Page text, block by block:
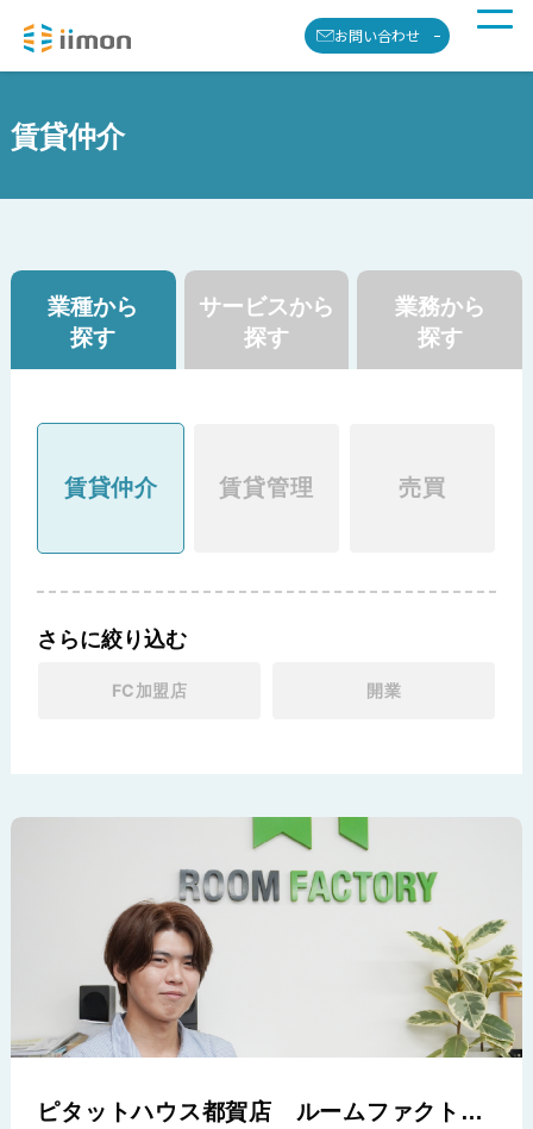
お問い合わせ
賃貸仲介
業種から
探す
サービスから
探す
業務から
探す
賃貸仲介 賃貸管理 売買
さらに絞り込む
FC加盟店 開業
ピタットハウス都賀店 ルームファクトリ